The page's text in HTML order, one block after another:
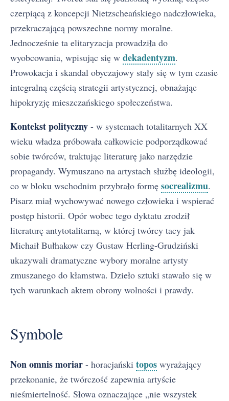
czerpiącą z koncepcji Nietzscheańskiego nadczłowieka,
przekraczającą powszechne normy moralne.
Jednocześnie ta elitaryzacja prowadziła do
wyobcowania, wpisując się w dekadentyzm.
Prowokacja i skandal obyczajowy stały się w tym czasie
integralną częścią strategii artystycznej, obnażając
hipokryzję mieszczańskiego społeczeństwa.
Kontekst polityczny - w systemach totalitarnych XX
wieku władza próbowała całkowicie podporządkować
sobie twórców, traktując literaturę jako narzędzie
propagandy. Wymuszano na artystach służbę ideologii,
co w bloku wschodnim przybrało formę socrealizmu.
Pisarz miał wychowywać nowego człowieka i wspierać
postęp historii. Opór wobec tego dyktatu zrodził
literaturę antytotalitarną, w której twórcy tacy jak
Michaił Bułhakow czy Gustaw Herling-Grudziński
ukazywali dramatyczne wybory moralne artysty
zmuszanego do kłamstwa. Dzieło sztuki stawało się w
tych warunkach aktem obrony wolności i prawdy.
Symbole
Non omnis moriar - horacjański topos wyrażający
przekonanie, że twórczość zapewnia artyście
nieśmiertelność. Słowa oznaczające „nie wszystek